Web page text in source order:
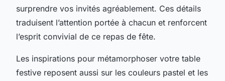
surprendre vos invités agréablement. Ces détails
traduisent l’attention portée à chacun et renforcent
l’esprit convivial de ce repas de fête.
Les inspirations pour métamorphoser votre table
festive reposent aussi sur les couleurs pastel et les